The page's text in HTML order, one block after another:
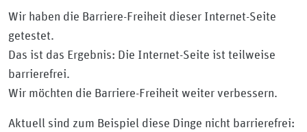
Wir haben die Barriere-Freiheit dieser Internet-Seite
getestet.
Das ist das Ergebnis: Die Internet-Seite ist teilweise
barrierefrei.
Wir möchten die Barriere-Freiheit weiter verbessern.
Aktuell sind zum Beispiel diese Dinge nicht barrierefrei: